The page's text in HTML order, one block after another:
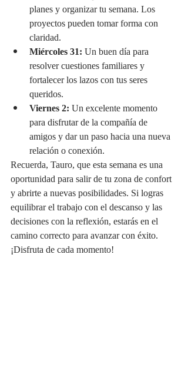
planes y organizar tu semana. Los
proyectos pueden tomar forma con
claridad.
Miércoles 31: Un buen día para
resolver cuestiones familiares y
fortalecer los lazos con tus seres
queridos.
Viernes 2: Un excelente momento
para disfrutar de la compañía de
amigos y dar un paso hacia una nueva
relación o conexión.
Recuerda, Tauro, que esta semana es una
oportunidad para salir de tu zona de confort
y abrirte a nuevas posibilidades. Si logras
equilibrar el trabajo con el descanso y las
decisiones con la reflexión, estarás en el
camino correcto para avanzar con éxito.
¡Disfruta de cada momento!